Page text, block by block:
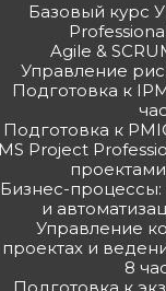
Базовый курс
Agile &
Управление
Подготовка к
Подготовка к
MS Project
Бизнес-
и
Управление
проектах и
8